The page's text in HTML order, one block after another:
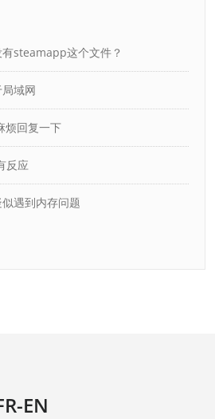
steamapp这个文件？
域网
烦回复一下
反应
遇到内存问题
EN